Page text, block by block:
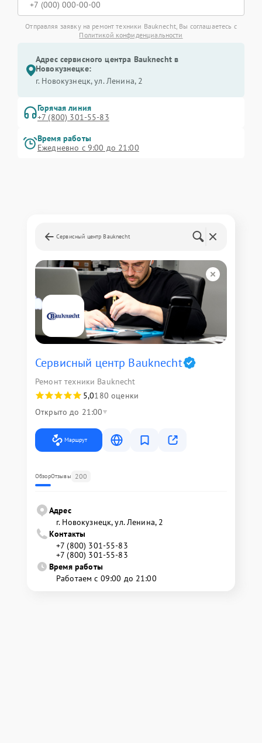
Отправляя заявку на ремонт техники Bauknecht, Вы соглашаетесь с
Политикой конфиденциальности
Адрес сервисного центра Bauknecht в
Новокузнецке:
г. Новокузнецк, ул. Ленина, 2
Горячая линия
+7 (800) 301-55-83
Время работы
Ежедневно с 9:00 до 21:00
Сервисный центр Bauknecht
Сервисный центр Bauknecht
Ремонт техники Bauknecht
5,0180 оценки
Открыто до 21:00
Маршрут
ОбзорОтзывы 200
Адрес
г. Новокузнецк, ул. Ленина, 2
Контакты
+7 (800) 301-55-83
+7 (800) 301-55-83
Время работы
Работаем с 09:00 до 21:00